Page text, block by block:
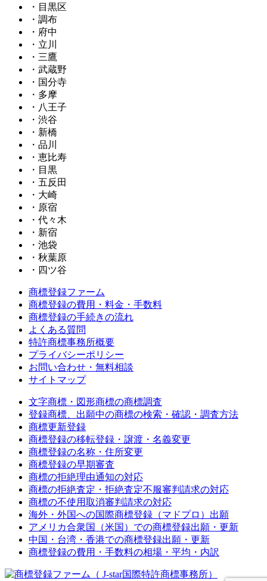
・目黒区
・調布
・府中
・立川
・三鷹
・武蔵野
・国分寺
・多摩
・八王子
・渋谷
・新橋
・品川
・恵比寿
・目黒
・五反田
・大崎
・原宿
・代々木
・新宿
・池袋
・秋葉原
・四ツ谷
商標登録ファーム
商標登録の費用・料金・手数料
商標登録の手続きの流れ
よくある質問
特許商標事務所概要
プライバシーポリシー
お問い合わせ・無料相談
サイトマップ
文字商標・図形商標の商標調査
登録商標、出願中の商標の検索・確認・調査方法
商標更新登録
商標登録の移転登録・譲渡・名義変更
商標登録の名称・住所変更
商標登録の早期審査
商標の拒絶理由通知の対応
商標の拒絶査定・拒絶査定不服審判請求の対応
商標の不使用取消審判請求の対応
海外・外国への国際商標登録（マドプロ）出願
アメリカ合衆国（米国）での商標登録出願・更新
中国・台湾・香港での商標登録出願・更新
商標登録の費用・手数料の相場・平均・内訳